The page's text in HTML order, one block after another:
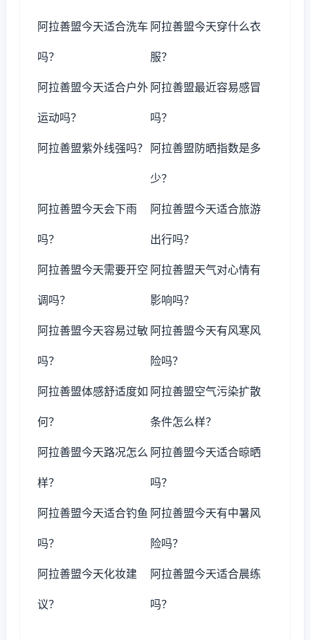
阿拉善盟今天适合洗车
吗？
阿拉善盟今天穿什么衣
服？
阿拉善盟今天适合户外
运动吗？
阿拉善盟最近容易感冒
吗？
阿拉善盟紫外线强吗？ 阿拉善盟防晒指数是多
少？
阿拉善盟今天会下雨
吗？
阿拉善盟今天适合旅游
出行吗？
阿拉善盟今天需要开空
调吗？
阿拉善盟天气对心情有
影响吗？
阿拉善盟今天容易过敏
吗？
阿拉善盟今天有风寒风
险吗？
阿拉善盟体感舒适度如
何？
阿拉善盟空气污染扩散
条件怎么样？
阿拉善盟今天路况怎么
样？
阿拉善盟今天适合晾晒
吗？
阿拉善盟今天适合钓鱼
吗？
阿拉善盟今天有中暑风
险吗？
阿拉善盟今天化妆建
议？
阿拉善盟今天适合晨练
吗？